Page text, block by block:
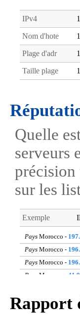
IPv4
Nom d'hote
Plage d'adr
Taille plage
Quelle
serveurs
précision
sur les
Exemple
Pays Morocco -
Pays Morocco -
Pays Morocco -
Pays Morocco -
PaysMorocco -
Pays
Morocco -
Rapport